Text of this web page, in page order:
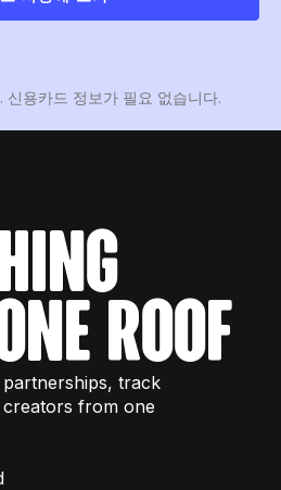
신용카드 정보가 필요 없습니다.
roof
track
from one